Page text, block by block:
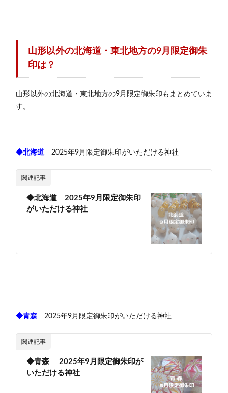
山形以外の北海道・東北地方の9月限定御朱
印は？
山形以外の北海道・東北地方の9月限定御朱印もまとめていま
す。
◆北海道 2025年9月限定御朱印がいただける神社
関連記事
◆北海道 2025年9月限定御朱印
がいただける神社
◆青森 2025年9月限定御朱印がいただける神社
関連記事
◆青森 2025年9月限定御朱印が
いただける神社